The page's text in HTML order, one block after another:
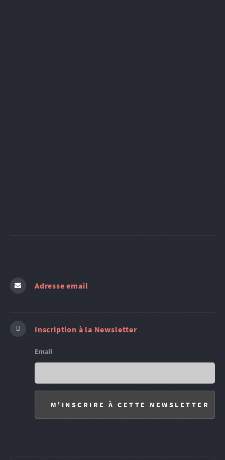
Adresse email
Inscription à la Newsletter
Email